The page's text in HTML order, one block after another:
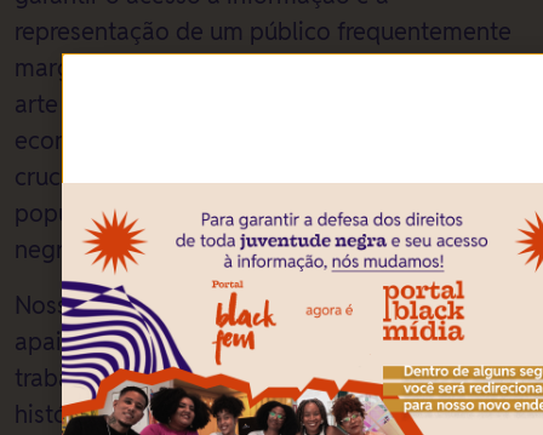
representação de um público frequentemente
marginalizado. Cobrimos editorias vitais como
arte e cultura, saúde e bem-estar, educação,
economia e esporte, abordando questões
cruciais para a defesa dos direitos humanos da
população negra, especialmente das mulheres
negras mais jovens.
Nossa equipe é composta por profissionais
apaixonadas e apaixonados pela causa e
trabalha incansavelmente para amplificar
histórias que, no Brasil e em toda a diáspora